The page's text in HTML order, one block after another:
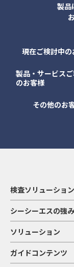
製品
現在ご検討中
製品・サービス
のお客様
その他のお
検査ソリューショ
シーシーエスの強み
ソリューション
ガイドコンテンツ